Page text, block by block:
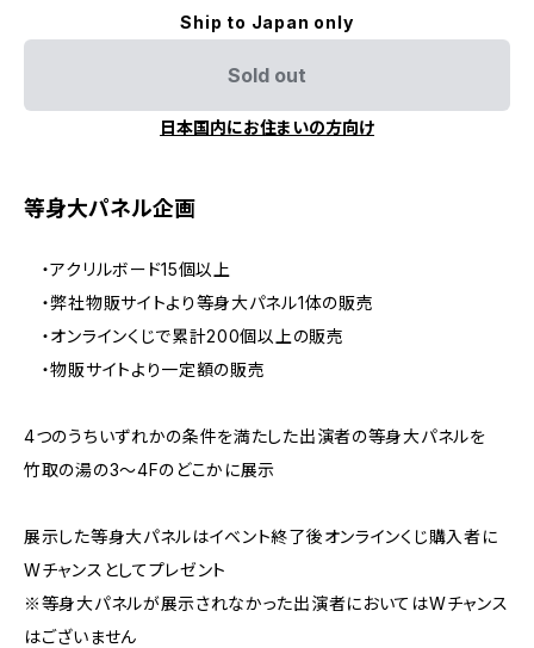
Ship to Japan only
Sold out
日本国内にお住まいの方向け
等身大パネル企画
・アクリルボード15個以上
・弊社物販サイトより等身大パネル1体の販売
・オンラインくじで累計200個以上の販売
・物販サイトより一定額の販売
4つのうちいずれかの条件を満たした出演者の等身大パネルを
竹取の湯の3～4Fのどこかに展示
展示した等身大パネルはイベント終了後オンラインくじ購入者に
Wチャンスとしてプレゼント
※等身大パネルが展示されなかった出演者においてはWチャンス
はございません